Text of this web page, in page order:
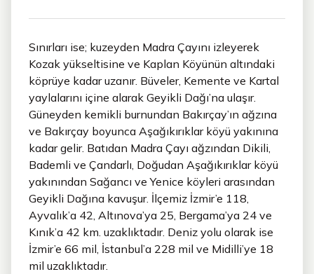
Sınırları ise; kuzeyden Madra Çayını izleyerek
Kozak yükseltisine ve Kaplan Köyünün altındaki
köprüye kadar uzanır. Büveler, Kemente ve Kartal
yaylalarını içine alarak Geyikli Dağı’na ulaşır.
Güneyden kemikli burnundan Bakırçay’ın ağzına
ve Bakırçay boyunca Aşağıkırıklar köyü yakınına
kadar gelir. Batıdan Madra Çayı ağzından Dikili,
Bademli ve Çandarlı, Doğudan Aşağıkırıklar köyü
yakınından Sağancı ve Yenice köyleri arasından
Geyikli Dağına kavuşur. İlçemiz İzmir’e 118,
Ayvalık’a 42, Altınova’ya 25, Bergama’ya 24 ve
Kınık’a 42 km. uzaklıktadır. Deniz yolu olarak ise
İzmir’e 66 mil, İstanbul’a 228 mil ve Midilli’ye 18
mil uzaklıktadır.